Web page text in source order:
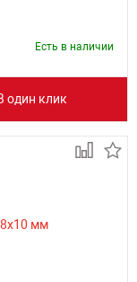
Есть в наличии
один клик